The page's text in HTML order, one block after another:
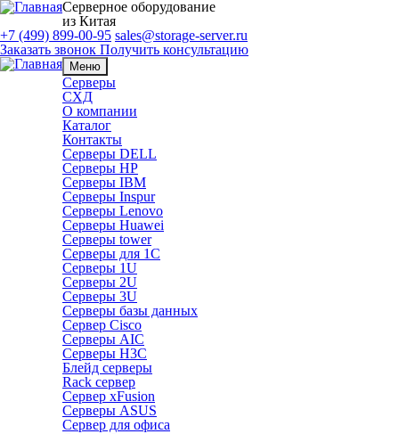
Серверное оборудование
из Китая
+7 (499) 899-00-95 sales@storage-server.ru
Заказать звонок Получить консультацию
Меню
Серверы
СХД
О компании
Каталог
Контакты
Серверы DELL
Серверы HP
Серверы IBM
Серверы Inspur
Серверы Lenovo
Серверы Huawei
Серверы tower
Серверы для 1C
Серверы 1U
Серверы 2U
Серверы 3U
Серверы базы данных
Сервер Cisco
Серверы AIC
Серверы H3C
Блейд серверы
Rack сервер
Сервер xFusion
Серверы ASUS
Сервер для офиса